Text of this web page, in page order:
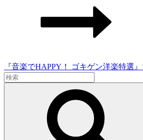
稿
『音楽でHAPPY！ ゴキゲン洋楽特選』
検
索: